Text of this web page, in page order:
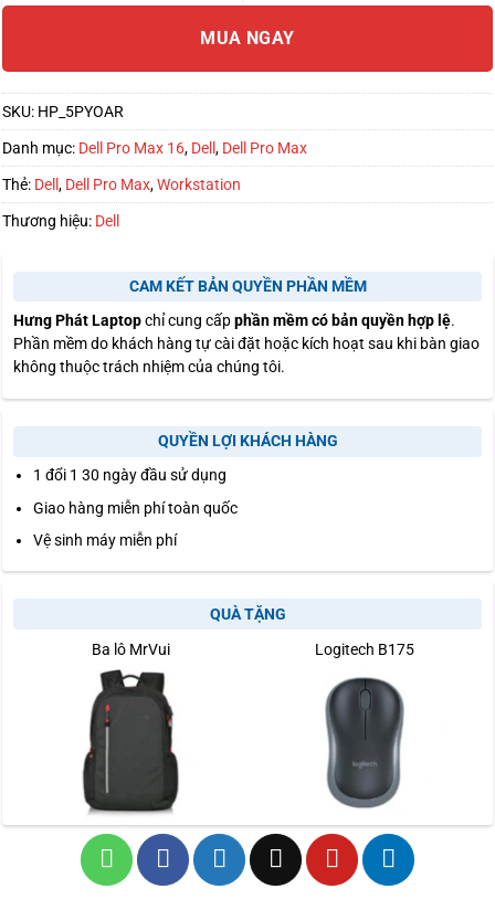
MUA NGAY
SKU: HP_5PYOAR
Danh mục: Dell Pro Max 16, Dell , Dell Pro Max
Thẻ: Dell , Dell Pro Max,Workstation
Thương hiệu: Dell
CAM KẾT BẢN QUYỀN PHẦN MỀM
Hưng Phát Laptopchỉ cung cấpphần mềm có bản quyền hợp lệ.
Phần mềm do khách hàng tự cài đặt hoặc kích hoạt sau khi bàn giao
không thuộc trách nhiệm của chúng tôi.
QUYỀN LỢI KHÁCH HÀNG
1 đổi 1 30 ngày đầu sử dụng
Giao hàng miễn phí toàn quốc
Vệ sinh máy miễn phí
QUÀ TẶNG
Ba lô MrVui Logitech B175